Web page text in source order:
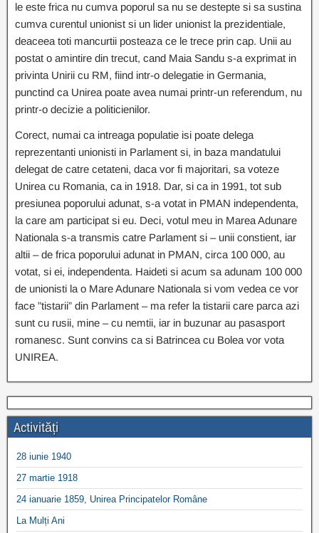
le este frica nu cumva poporul sa nu se destepte si sa sustina
cumva curentul unionist si un lider unionist la prezidentiale,
deaceea toti mancurtii posteaza ce le trece prin cap. Unii au
postat o amintire din trecut, cand Maia Sandu s-a exprimat in
privinta Unirii cu RM, fiind intr-o delegatie in Germania,
punctind ca Unirea poate avea numai printr-un referendum, nu
printr-o decizie a politicienilor.
Corect, numai ca intreaga populatie isi poate delega
reprezentanti unionisti in Parlament si, in baza mandatului
delegat de catre cetateni, daca vor fi majoritari, sa voteze
Unirea cu Romania, ca in 1918. Dar, si ca in 1991, tot sub
presiunea poporului adunat, s-a votat in PMAN independenta,
la care am participat si eu. Deci, votul meu in Marea Adunare
Nationala s-a transmis catre Parlament si – unii constient, iar
altii – de frica poporului adunat in PMAN, circa 100 000, au
votat, si ei, independenta. Haideti si acum sa adunam 100 000
de unionisti la o Mare Adunare Nationala si vom vedea ce vor
face ”tistarii” din Parlament – ma refer la tistarii care parca azi
sunt cu rusii, mine – cu nemtii, iar in buzunar au pasasport
romanesc. Sunt convins ca si Batrincea cu Bolea vor vota
UNIREA.
Activități
28 iunie 1940
27 martie 1918
24 ianuarie 1859, Unirea Principatelor Române
La Mulți Ani